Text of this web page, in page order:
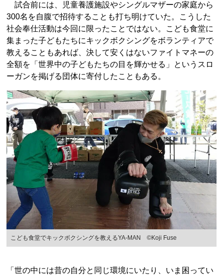
試合前には、児童養護施設やシングルマザーの家庭から
300名を自腹で招待することも打ち明けていた。こうした
社会奉仕活動は今回に限ったことではない。こども食堂に
集まった子どもたちにキックボクシングをボランティアで
教えることもあれば、決して安くはないファイトマネーの
全額を「世界中の子どもたちの目を輝かせる」というスロ
ーガンを掲げる団体に寄付したこともある。
こども食堂でキックボクシングを教えるYA-MAN ©Koji Fuse
「世の中には昔の自分と同じ環境にいたり、いま困ってい